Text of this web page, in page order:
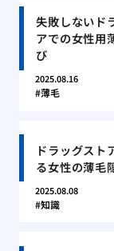
失敗しないド
アでの女性用
び
2025.08.16
薄毛
ドラッグスト
る女性の薄毛
2025.08.08
知識